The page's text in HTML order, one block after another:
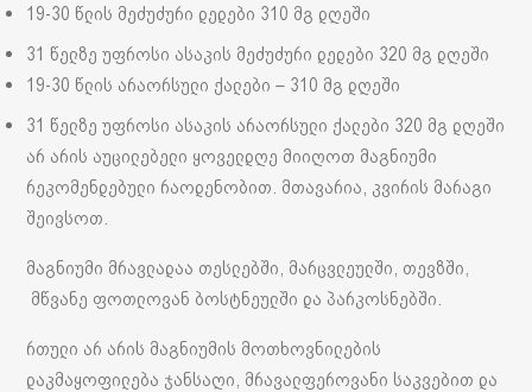
19-30 წლის მეძუძური დედები 310 მგ დღეში
31 წელზე უფროსი ასაკის მეძუძური დედები 320 მგ დღეში
19-30 წლის არაორსული ქალები – 310 მგ დღეში
31 წელზე უფროსი ასაკის არაორსული ქალები 320 მგ დღეში
არ არის აუცილებელი ყოველდღე მიიღოთ მაგნიუმი
რეკომენდებული რაოდენობით. მთავარია, კვირის მარაგი
შეივსოთ.
მაგნიუმი მრავლადაა თესლებში, მარცვლეულში, თევზში,
მწვანე ფოთლოვან ბოსტნეულში და პარკოსნებში.
რთული არ არის მაგნიუმის მოთხოვნილების
დაკმაყოფილება ჯანსაღი, მრავალფეროვანი საკვებით და